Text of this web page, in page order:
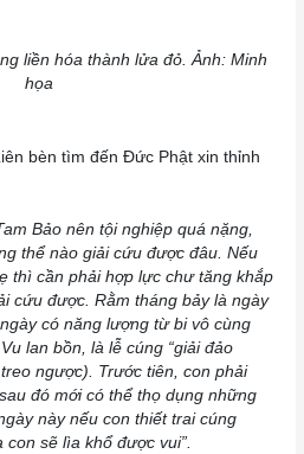
liền hóa thành lửa đỏ. Ảnh: Minh
họa
bèn tìm đến Đức Phật xin thỉnh
Bảo nên tội nghiệp quá nặng,
thể nào giải cứu được đâu. Nếu
thì cần phải hợp lực chư tăng khắp
cứu được. Rằm tháng bảy là ngày
có năng lượng từ bi vô cùng
lan bồn, là lễ cúng “giải đảo
ngược). Trước tiên, con phải
đó mới có thể thọ dụng những
này nếu con thiết trai cúng
sẽ lìa khổ được vui”.